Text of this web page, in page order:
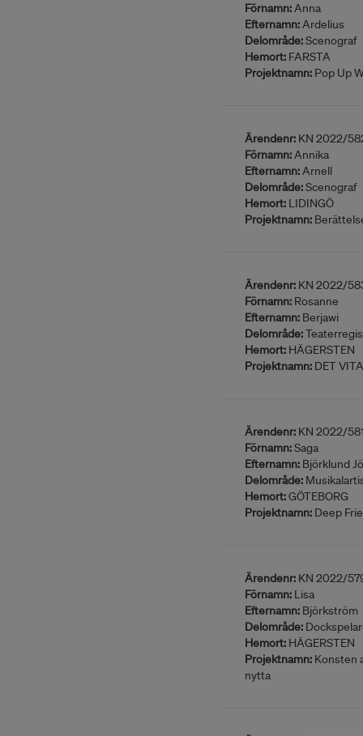
Förnamn:Anna
Efternamn:Ardelius
Delområde:Scenograf
Hemort:FARSTA
Projektnamn:Pop Up
Ärendenr:KN 2022/
Förnamn:Annika
Efternamn:Arnell
Delområde:Scenograf
Hemort:LIDINGÖ
Projektnamn:
Ärendenr:KN 2022/
Förnamn:Rosanne
Efternamn:Berjawi
Delområde:
Hemort:HÄGERSTEN
Projektnamn:DET
Ärendenr:KN 2022/
Förnamn:Saga
Efternamn:Björklund
Delområde:
Hemort:GÖTEBORG
Projektnamn:Deep
Ärendenr:KN 2022/
Förnamn:Lisa
Efternamn:Björkström
Delområde:
Hemort:HÄGERSTEN
Projektnamn:Konsten
nytta